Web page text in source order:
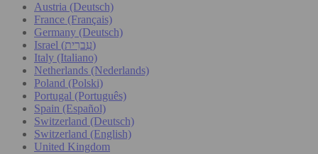
Austria (Deutsch)
France (Français)
Germany (Deutsch)
Israel (עִברִית)
Italy (Italiano)
Netherlands (Nederlands)
Poland (Polski)
Portugal (Português)
Spain (Español)
Switzerland (Deutsch)
Switzerland (English)
United Kingdom